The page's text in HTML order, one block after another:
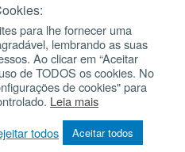
direitos reservados.
para lhe fornecer uma
lembrando as suas
Ao clicar em “Aceitar
de TODOS os cookies. No
de cookies" para
Leia mais
todos Aceitar todos
da Liturgia Diária